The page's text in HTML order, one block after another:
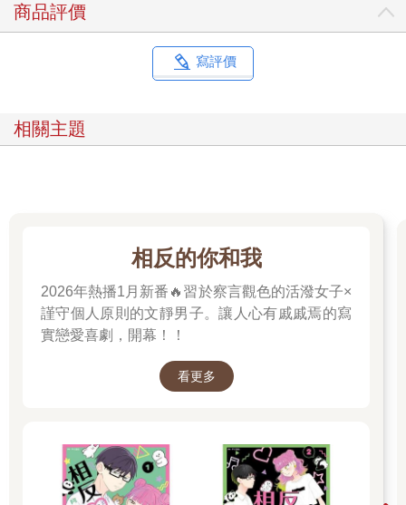
商品評價
寫評價
相關主題
相反的你和我
2026年熱播1月新番🔥習於察言觀色的活潑女子×
謹守個人原則的文靜男子。讓人心有戚戚焉的寫
實戀愛喜劇，開幕！！
看更多